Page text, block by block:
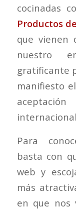
cocinadas
Productos
que vienen
nuestro
gratificante
manifiesto
Para
basta con
web y
más
en que nos